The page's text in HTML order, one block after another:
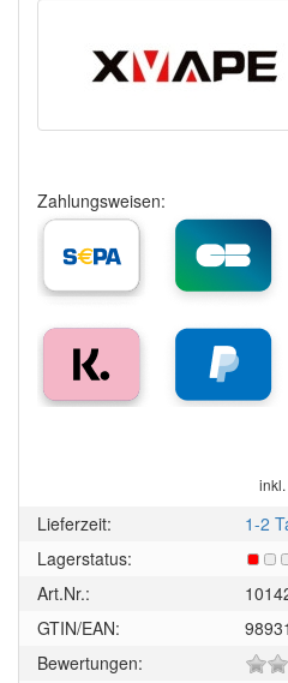
Zahlungsweisen:
Lieferzeit:
1-2
Lagerstatus:
Art.Nr.:
GTIN/EAN:
Bewertungen: